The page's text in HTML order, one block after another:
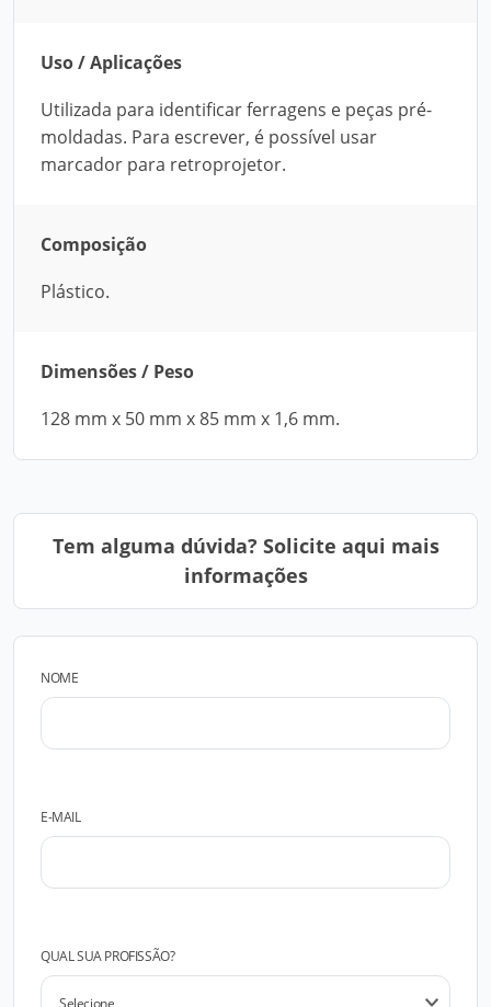
Uso / Aplicações
Utilizada para identificar ferragens e peças pré-
moldadas. Para escrever, é possível usar
marcador para retroprojetor.
Composição
Plástico.
Dimensões / Peso
128 mm x 50 mm x 85 mm x 1,6 mm.
Tem alguma dúvida? Solicite aqui mais
informações
NOME
E-MAIL
QUAL SUA PROFISSÃO?